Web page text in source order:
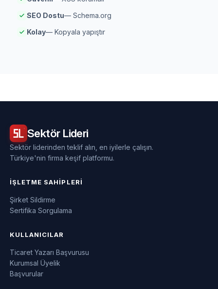
SEO Dostu— Schema.org
Kolay— Kopyala yapıştır
Sektör Lideri
Sektör liderinden teklif alın, en iyilerle çalışın.
Türkiye'nin firma keşif platformu.
İŞLETME SAHIPLERI
Şirket Sildirme
Sertifika Sorgulama
KULLANICILAR
Ticaret Yazarı Başvurusu
Kurumsal Üyelik
Başvurular